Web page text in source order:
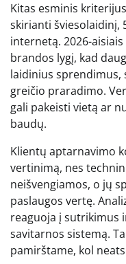
Kitas esminis
skirianti šviesolaidinį,
internetą. 2026-
brandos lygį, kad
laidinius sprendimus,
greičio praradimo.
gali pakeisti vietą ar
baudų.
Klientų aptarnavimo
vertinimą, nes
neišvengiamos, o jų
paslaugos vertę.
reaguoja į sutrikimus
savitarnos sistemą.
pamirštame, kol